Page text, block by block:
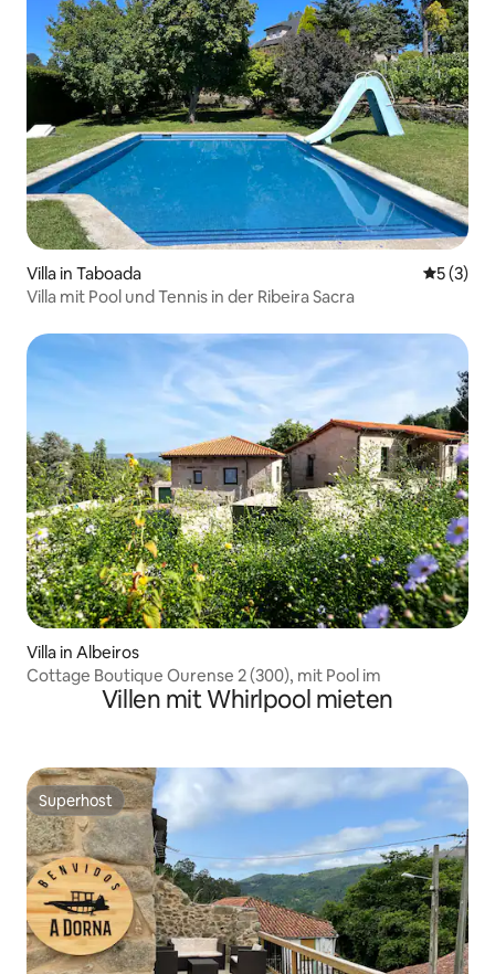
Villa in Taboada
5 (3)
Villa mit Pool und Tennis in der Ribeira Sacra
Villa in Albeiros
Cottage Boutique Ourense 2 (300), mit Pool im
Villen mit Whirlpool mieten
Superhost
Superhost